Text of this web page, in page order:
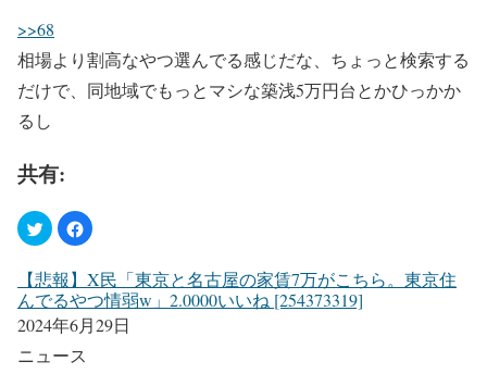
>>68
相場より割高なやつ選んでる感じだな、ちょっと検索する
だけで、同地域でもっとマシな築浅5万円台とかひっかか
るし
共有:
【悲報】X民「東京と名古屋の家賃7万がこちら。東京住
んでるやつ情弱w」2.0000いいね [254373319]
2024年6月29日
ニュース